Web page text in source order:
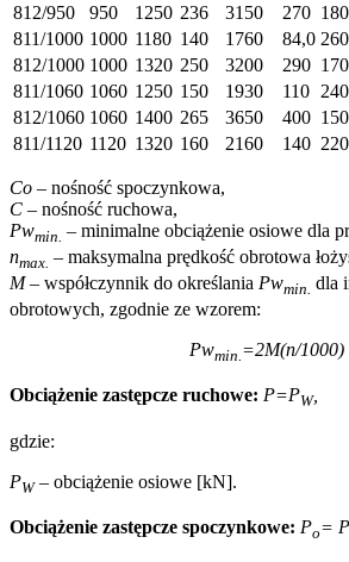
812/950
950 1250 236 3150 270 180
811/1000 1000 1180 140 1760 84,0 260
812/1000 1000 1320 250 3200 290 170
811/1060 1060 1250 150 1930 110 240
812/1060 1060 1400 265 3650 400 150
811/1120 1120 1320 160 2160 140 220
Co – nośność spoczynkowa,
C – nośność ruchowa,
Pwmin. – minimalne obciążenie osiowe dla
nmax. – maksymalna prędkość obrotowa
M – współczynnik do określania Pwmin. dla
obrotowych, zgodnie ze wzorem:
Pwmin.=2M(n/1000)
Obciążenie zastępcze ruchowe: P=PW,
gdzie:
PW– obciążenie osiowe [kN].
Obciążenie zastępcze spoczynkowe: Po= P